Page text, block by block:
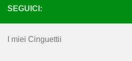
SEGUICI:
I miei Cinguettii